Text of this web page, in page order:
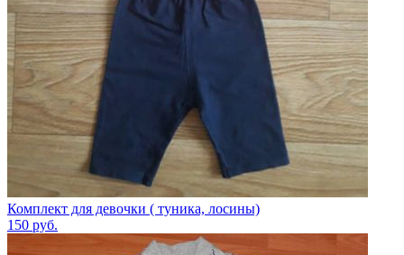
Комплект для девочки ( туника, лосины)
150 руб.